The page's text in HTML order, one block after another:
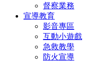
督察業務
宣導教育
影音專區
互動小遊戲
急救教學
防火宣導